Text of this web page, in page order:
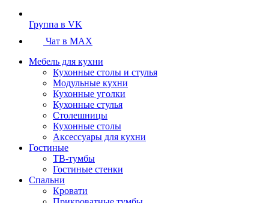
Группа в VK
Чат в MAX
Мебель для кухни
Кухонные столы и стулья
Модульные кухни
Кухонные уголки
Кухонные стулья
Столешницы
Кухонные столы
Аксессуары для кухни
Гостиные
ТВ-тумбы
Гостиные стенки
Спальни
Кровати